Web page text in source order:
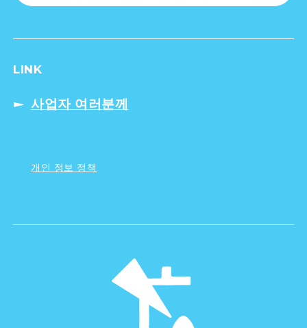
LINK
사업자 여러분께
개인 정보 정책